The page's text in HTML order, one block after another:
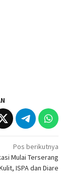
Pos berikutnya
Mulai Terserang
ISPA dan Diare